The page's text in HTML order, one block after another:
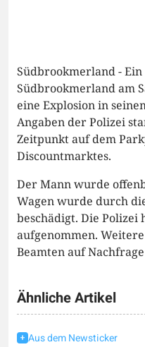
Südbrookmerland -
Südbrookmerland am
eine Explosion in
Angaben der Polizei
Zeitpunkt auf dem
Discountmarktes.
Der Mann wurde
Wagen wurde durch
beschädigt. Die
aufgenommen.
Beamten auf
Ähnliche Artikel
Aus dem Newsticker